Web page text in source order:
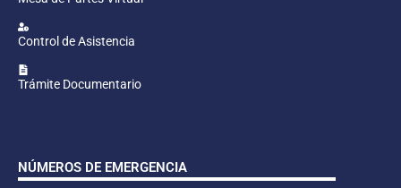
Control de Asistencia
Trámite Documentario
NÚMEROS DE EMERGENCIA